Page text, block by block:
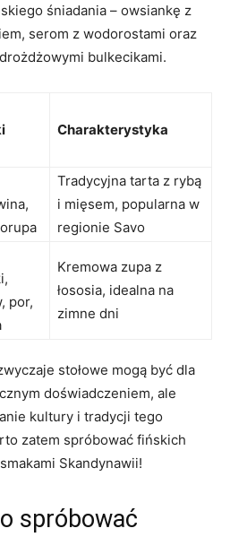
śniadania – owsiankę ​z
serom z wodorostami oraz
bulkecikami.
Charakterystyka
Tradycyjna tarta z rybą
i mięsem, popularna w⁤
regionie‍ Savo
⁣por,
Kremowa zupa z
łososia, idealna⁤ na
zimne‌ dni
stołowe mogą być​ dla
doświadczeniem, ale
kultury i tradycji tego
zatem spróbować‍ fińskich
Skandynawii!
spróbować